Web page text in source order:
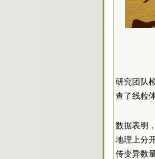
研究团队
查了线粒
数据表明
地理上分
传变异数